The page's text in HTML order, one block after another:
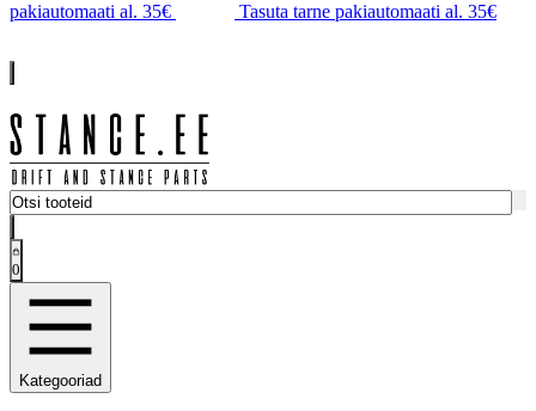
pakiautomaati al. 35€
Tasuta tarne pakiautomaati al. 35€
0
Kategooriad